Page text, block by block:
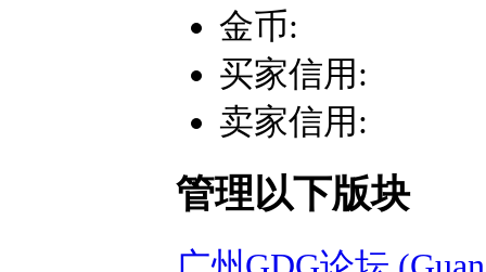
金币:
买家信用:
卖家信用:
管理以下版块